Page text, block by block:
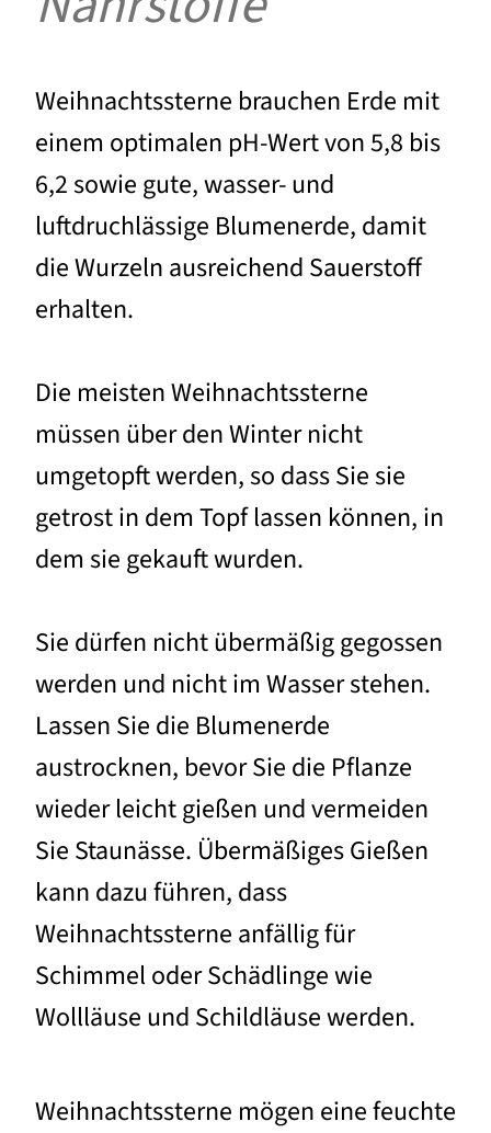
Weihnachtssterne brauchen Erde mit
einem optimalen pH-Wert von 5,8 bis
6,2 sowie gute, wasser- und
luftdruchlässige Blumenerde, damit
die Wurzeln ausreichend Sauerstoff
erhalten.
Die meisten Weihnachtssterne
müssen über den Winter nicht
umgetopft werden, so dass Sie sie
getrost in dem Topf lassen können, in
dem sie gekauft wurden.
Sie dürfen nicht übermäßig gegossen
werden und nicht im Wasser stehen.
Lassen Sie die Blumenerde
austrocknen, bevor Sie die Pflanze
wieder leicht gießen und vermeiden
Sie Staunässe. Übermäßiges Gießen
kann dazu führen, dass
Weihnachtssterne anfällig für
Schimmel oder Schädlinge wie
Wollläuse und Schildläuse werden.
Weihnachtssterne mögen eine feuchte